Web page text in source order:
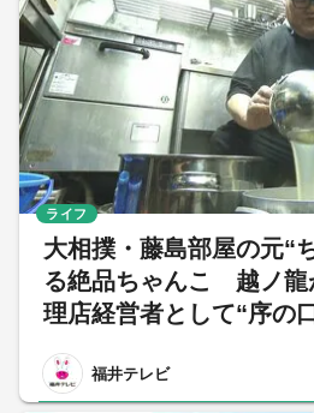
大相撲・藤島部屋の元“
る絶品ちゃんこ 越ノ龍
理店経営者として“序の
福井テレビ
ライフ